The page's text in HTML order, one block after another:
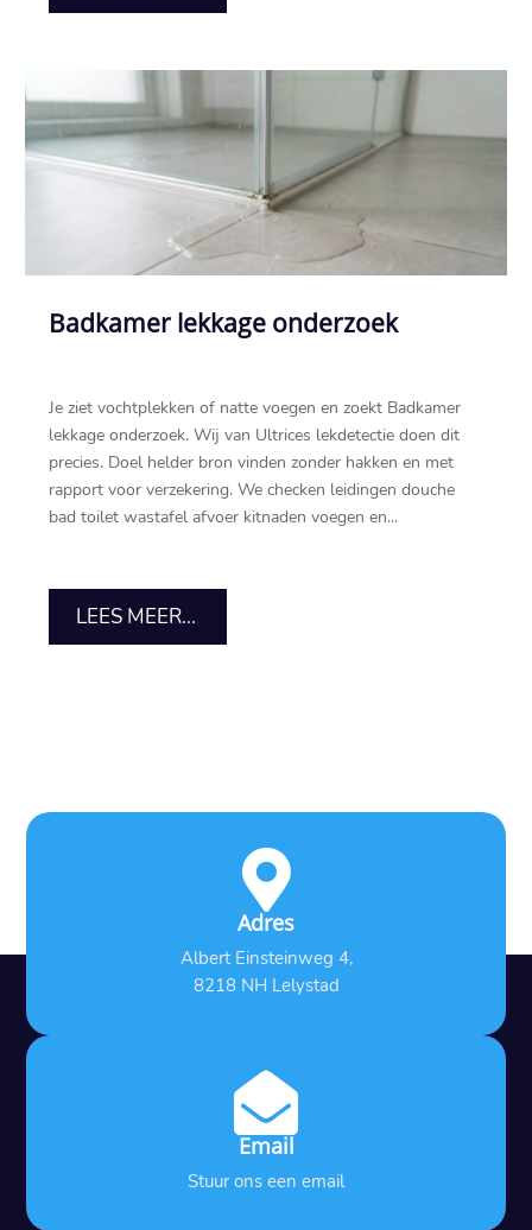
Badkamer lekkage onderzoek
Je ziet vochtplekken of natte voegen en zoekt Badkamer
lekkage onderzoek.​ Wij van Ultrices lekdetectie doen dit
precies.​ Doel helder bron vinden zonder hakken en met
rapport voor verzekering.​ We checken leidingen douche
bad toilet wastafel afvoer kitnaden voegen en...
LEES MEER...

Adres
Albert Einsteinweg 4,
8218 NH Lelystad

Email
Stuur ons een email